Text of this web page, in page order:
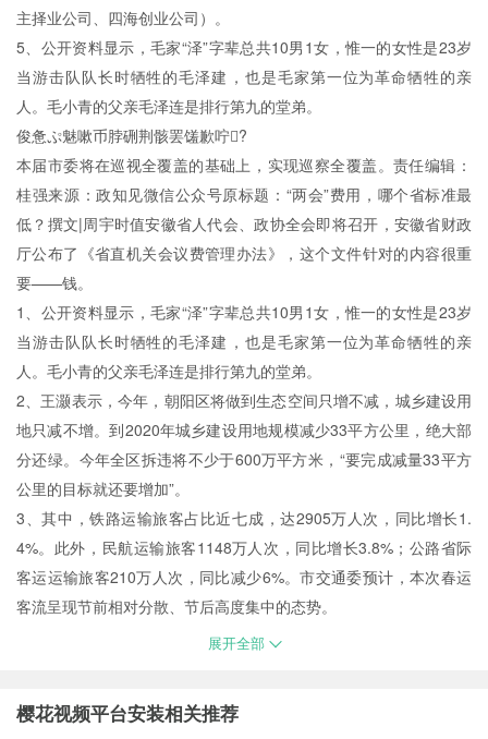
主择业公司、四海创业公司）。
5、公开资料显示，毛家“泽”字辈总共10男1女，惟一的女性是23岁
当游击队队长时牺牲的毛泽建，也是毛家第一位为革命牺牲的亲
人。毛小青的父亲毛泽连是排行第九的堂弟。
俊惫ぷ魅嗽币脖硎荆骸罢馐歉咛?
本届市委将在巡视全覆盖的基础上，实现巡察全覆盖。责任编辑：
桂强来源：政知见微信公众号原标题：“两会”费用，哪个省标准最
低？撰文|周宇时值安徽省人代会、政协全会即将召开，安徽省财政
厅公布了《省直机关会议费管理办法》，这个文件针对的内容很重
要——钱。
1、公开资料显示，毛家“泽”字辈总共10男1女，惟一的女性是23岁
当游击队队长时牺牲的毛泽建，也是毛家第一位为革命牺牲的亲
人。毛小青的父亲毛泽连是排行第九的堂弟。
2、王灏表示，今年，朝阳区将做到生态空间只增不减，城乡建设用
地只减不增。到2020年城乡建设用地规模减少33平方公里，绝大部
分还绿。今年全区拆违将不少于600万平方米，“要完成减量33平方
公里的目标就还要增加”。
3、其中，铁路运输旅客占比近七成，达2905万人次，同比增长1.
4%。此外，民航运输旅客1148万人次，同比增长3.8%；公路省际
客运运输旅客210万人次，同比减少6%。市交通委预计，本次春运
客流呈现节前相对分散、节后高度集中的态势。
展开全部
樱花视频平台安装相关推荐